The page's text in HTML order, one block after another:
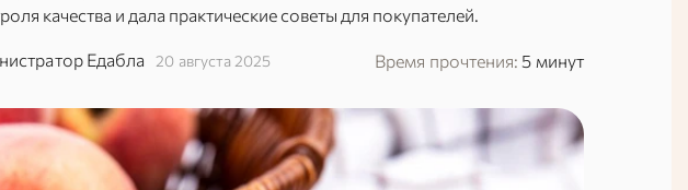
качества и дала практические советы для покупателей.
Едабла 20 августа 2025 Время прочтения: 5 минут